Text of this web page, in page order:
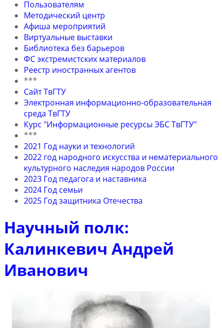
Пользователям
Методический центр
Афиша мероприятий
Виртуальные выставки
Библиотека без барьеров
ФС экстремистских материалов
Реестр иностранных агентов
***
Сайт ТвГТУ
Электронная информационно-образовательная
среда ТвГТУ
Курс "Информационные ресурсы ЭБС ТвГТУ"
***
2021 Год науки и технологий
2022 год народного искусства и нематериального
культурного наследия народов России
2023 Год педагога и наставника
2024 Год семьи
2025 Год защитника Отечества
Научный полк:
Калинкевич Андрей
Иванович